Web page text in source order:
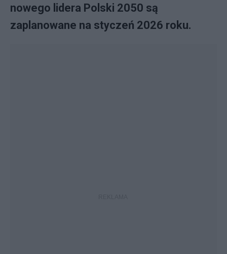
nowego lidera Polski 2050 są
zaplanowane na styczeń 2026 roku.